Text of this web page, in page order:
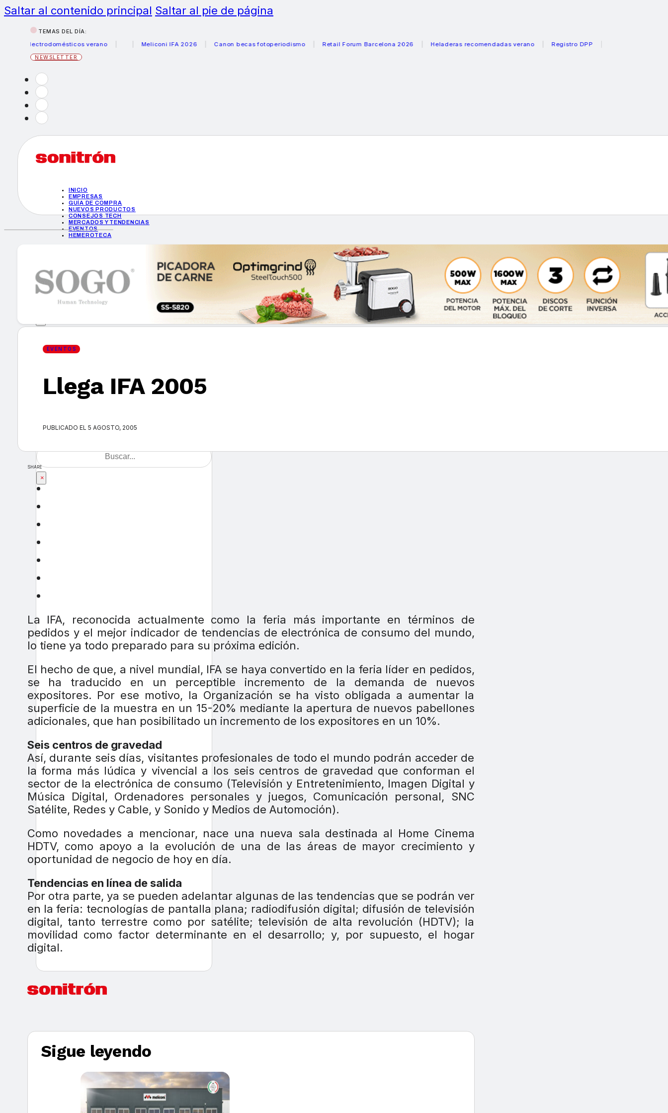
Saltar al contenido principal Saltar al pie de página
TEMAS DEL DÍA:
electrodomésticos verano
Meliconi IFA 2026 Canon becas fotoperiodismo Retail Forum Barcelona 2026 Heladeras recomendadas verano Registro DPP
NEWSLETTER
INICIO
EMPRESAS
GUÍA DE COMPRA
NUEVOS PRODUCTOS
CONSEJOS TECH
MERCADOS Y TENDENCIAS
EVENTOS
HEMEROTECA
GUÍA DE COMPRA
NUEVOS PRODUCTOS
CONSEJOS TECH
MERCADOS Y TENDENCIAS
HEMEROTECA
Encuentra tu noticia
×
EVENTOS
Llega IFA 2005
PUBLICADO EL 5 AGOSTO, 2005
SHARE
La IFA, reconocida actualmente como la feria más importante en términos de
pedidos y el mejor indicador de tendencias de electrónica de consumo del mundo,
lo tiene ya todo preparado para su próxima edición.
El hecho de que, a nivel mundial, IFA se haya convertido en la feria líder en pedidos,
se ha traducido en un perceptible incremento de la demanda de nuevos
expositores. Por ese motivo, la Organización se ha visto obligada a aumentar la
superficie de la muestra en un 15-20% mediante la apertura de nuevos pabellones
adicionales, que han posibilitado un incremento de los expositores en un 10%.
Seis centros de gravedad
Así, durante seis días, visitantes profesionales de todo el mundo podrán acceder de
la forma más lúdica y vivencial a los seis centros de gravedad que conforman el
sector de la electrónica de consumo (Televisión y Entretenimiento, Imagen Digital y
Música Digital, Ordenadores personales y juegos, Comunicación personal, SNC
Satélite, Redes y Cable, y Sonido y Medios de Automoción).
Como novedades a mencionar, nace una nueva sala destinada al Home Cinema
HDTV, como apoyo a la evolución de una de las áreas de mayor crecimiento y
oportunidad de negocio de hoy en día.
Tendencias en línea de salida
Por otra parte, ya se pueden adelantar algunas de las tendencias que se podrán ver
en la feria: tecnologías de pantalla plana; radiodifusión digital; difusión de televisión
digital, tanto terrestre como por satélite; televisión de alta revolución (HDTV); la
movilidad como factor determinante en el desarrollo; y, por supuesto, el hogar
digital.
Sigue leyendo